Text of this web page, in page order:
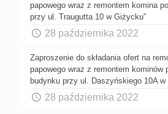
papowego wraz z remontem komina
przy ul. Traugutta 10 w Giżycku”
28 października 2022
Zaproszenie do składania ofert na
papowego wraz z remontem kominów
budynku przy ul. Daszyńskiego 10A
28 października 2022